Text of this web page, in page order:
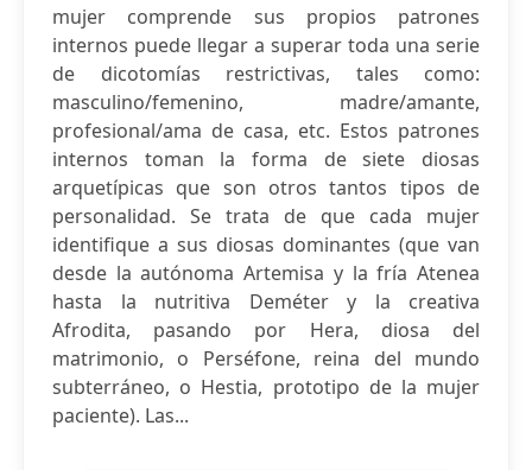
mujer comprende sus propios patrones
internos puede llegar a superar toda una serie
de dicotomías restrictivas, tales como:
masculino/femenino, madre/amante,
profesional/ama de casa, etc. Estos patrones
internos toman la forma de siete diosas
arquetípicas que son otros tantos tipos de
personalidad. Se trata de que cada mujer
identifique a sus diosas dominantes (que van
desde la autónoma Artemisa y la fría Atenea
hasta la nutritiva Deméter y la creativa
Afrodita, pasando por Hera, diosa del
matrimonio, o Perséfone, reina del mundo
subterráneo, o Hestia, prototipo de la mujer
paciente). Las...